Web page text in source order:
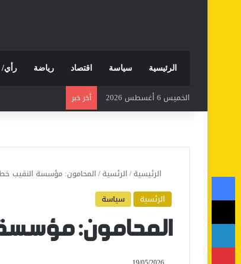
الرئيسية سياسة اقتصاد رياضة رأي/
الخميس 6 أغسطس 2026 أخر خبر
الرئيسية/الرئسية/المحامون: مؤسسة النقيب
الرئسية
سياسة
المحامون: